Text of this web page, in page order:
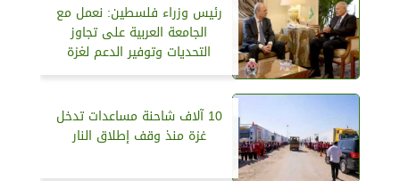
رئيس وزراء فلسطين: نعمل مع
الجامعة العربية على تجاوز
التحديات وتوفير الدعم لغزة
10 آلاف شاحنة مساعدات تدخل
غزة منذ وقف إطلاق النار